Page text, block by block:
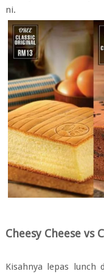
ni.
Cheesy Cheese vs
Kisahnya lepas lunch